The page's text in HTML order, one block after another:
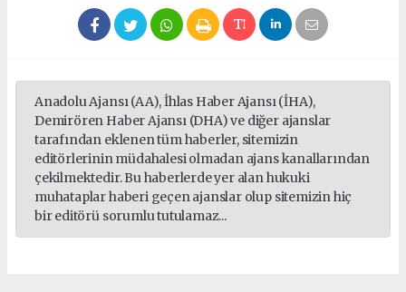
Anadolu Ajansı (AA), İhlas Haber Ajansı (İHA),
Demirören Haber Ajansı (DHA) ve diğer ajanslar
tarafından eklenen tüm haberler, sitemizin
editörlerinin müdahalesi olmadan ajans kanallarından
çekilmektedir. Bu haberlerde yer alan hukuki
muhataplar haberi geçen ajanslar olup sitemizin hiç
bir editörü sorumlu tutulamaz...